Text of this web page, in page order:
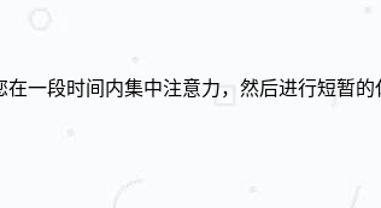
一段时间内集中注意力，然后进行短暂